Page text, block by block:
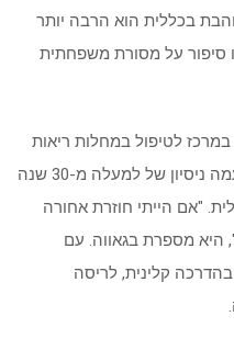
בכללית הוא הרבה יותר
סיפור על מסורת משפחתית
האחיות במרכז לטיפול במחלות ריאות
של כללית בחיפה (מלמ"ר), נושאת עמה ניסיון של למעלה מ-30 שנה
25 שנים בכללית. "אם הייתי חוזרת אחורה
היא מספרת בגאווה. עם
קלינית, לריסה